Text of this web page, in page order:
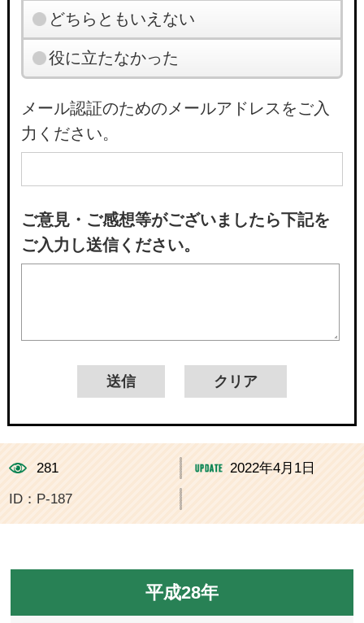
どちらともいえない
役に立たなかった
メール認証のためのメールアドレスをご入
力ください。
ご意見・ご感想等がございましたら下記を
ご入力し送信ください。
281 2022年4月1日
ID：P-187
平成28年